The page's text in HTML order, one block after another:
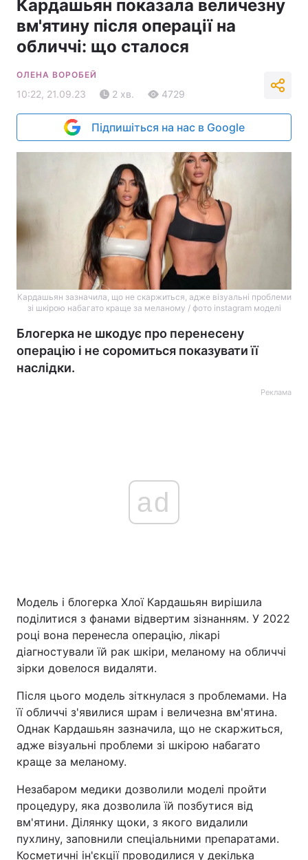
Кардашьян показала величезну
вм'ятину після операції на
обличчі: що сталося
ОЛЕНА ВОРОБЕЙ
10:22, 21.09.23 2 хв. 4729
Підпишіться на нас в Google
Кардашьян зазначила, що не скаржиться, адже візуальні проблеми
зі шкірою набагато краще за меланому / фото instagram моделі
Блогерка не шкодує про перенесену
операцію і не соромиться показувати її
наслідки.
Реклама
ad
Модель і блогерка Хлої Кардашьян вирішила
поділитися з фанами відвертим зізнанням. У 2022
році вона перенесла операцію, лікарі
діагностували їй рак шкіри, меланому на обличчі
зірки довелося видаляти.
Після цього модель зіткнулася з проблемами. На
її обличчі з'явилися шрам і величезна вм'ятина.
Однак Кардашьян зазначила, що не скаржиться,
адже візуальні проблеми зі шкірою набагато
краще за меланому.
Незабаром медики дозволили моделі пройти
процедуру, яка дозволила їй позбутися від
вм'ятини. Ділянку щоки, з якого видалили
пухлину, заповнили спеціальними препаратами.
Косметичні ін'єкції проводилися у декілька